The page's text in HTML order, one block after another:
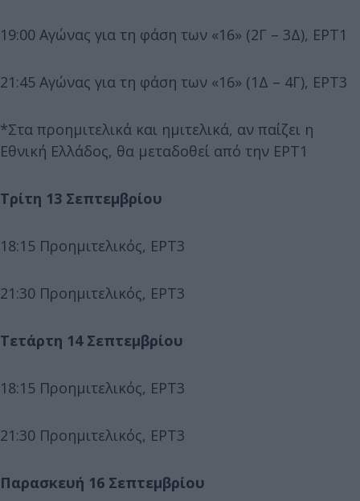
19:00 Αγώνας για τη φάση των «16» (2Γ – 3Δ), ΕΡΤ1
21:45 Αγώνας για τη φάση των «16» (1Δ – 4Γ), ΕΡΤ3
*Στα προημιτελικά και ημιτελικά, αν παίζει η
Εθνική Ελλάδος, θα μεταδοθεί από την ΕΡΤ1
Τρίτη 13 Σεπτεμβρίου
18:15 Προημιτελικός, ΕΡΤ3
21:30 Προημιτελικός, ΕΡΤ3
Τετάρτη 14 Σεπτεμβρίου
18:15 Προημιτελικός, ΕΡΤ3
21:30 Προημιτελικός, ΕΡΤ3
Παρασκευή 16 Σεπτεμβρίου